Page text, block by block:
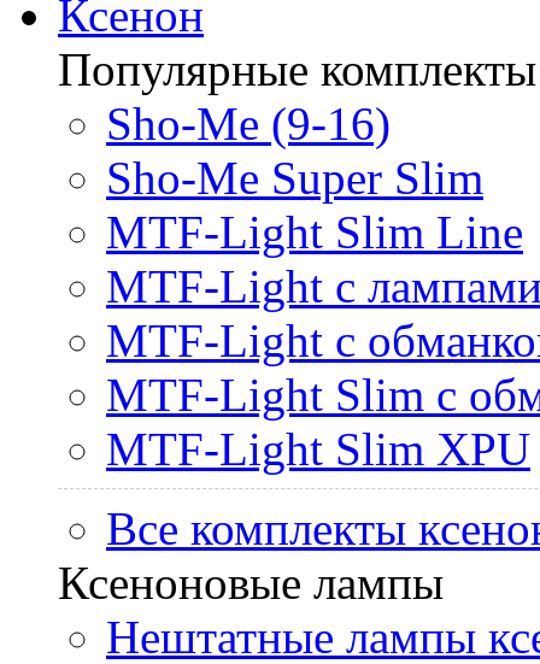
Ксенон
Популярные комплекты
Sho-Me (9-16)
Sho-Me Super Slim
MTF-Light Slim Line
MTF-Light с
MTF-Light с
MTF-Light Slim с
MTF-Light Slim XPU
Все комплекты
Ксеноновые лампы
Нештатные лампы